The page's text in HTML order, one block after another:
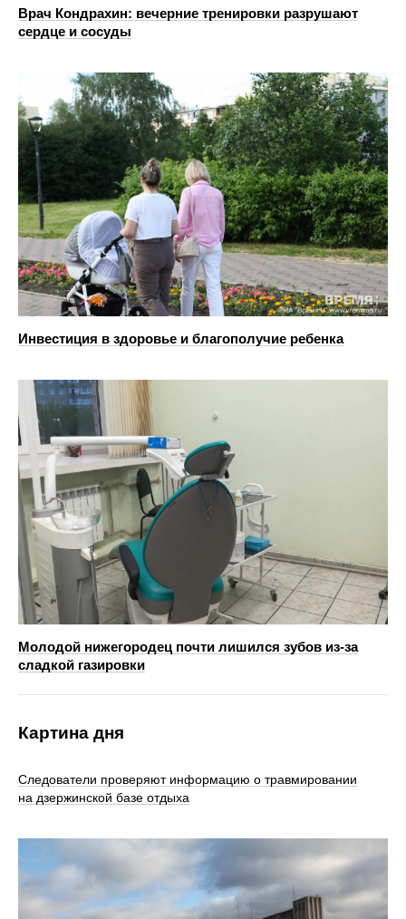
Врач Кондрахин: вечерние тренировки разрушают
сердце и сосуды
Инвестиция в здоровье и благополучие ребенка
Молодой нижегородец почти лишился зубов из-за
сладкой газировки
Картина дня
Следователи проверяют информацию о травмировании
на дзержинской базе отдыха